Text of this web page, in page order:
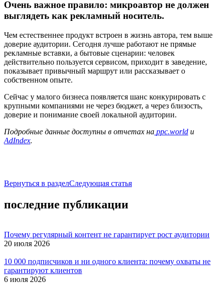
Очень важное правило: микроавтор не должен
выглядеть как рекламный носитель.
Чем естественнее продукт встроен в жизнь автора, тем выше
доверие аудитории. Сегодня лучше работают не прямые
рекламные вставки, а бытовые сценарии: человек
действительно пользуется сервисом, приходит в заведение,
показывает привычный маршрут или рассказывает о
собственном опыте.
Сейчас у малого бизнеса появляется шанс конкурировать с
крупными компаниями не через бюджет, а через близость,
доверие и понимание своей локальной аудитории.
Подробные данные доступны в отчетах на ppc.world и
AdIndex.
Вернуться в разделСледующая статья
последние публикации
Почему регулярный контент не гарантирует рост аудитории
20 июля 2026
10 000 подписчиков и ни одного клиента: почему охваты не
гарантируют клиентов
6 июля 2026